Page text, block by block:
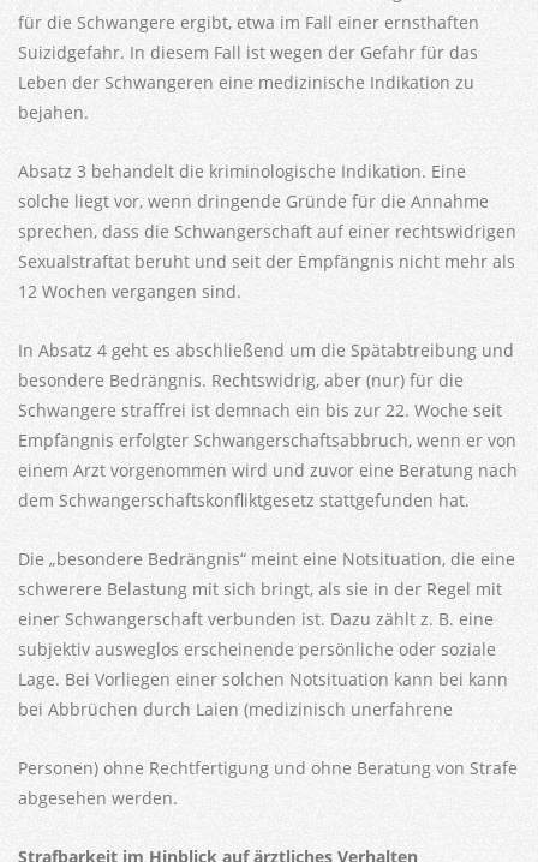
für die Schwangere ergibt, etwa im Fall einer ernsthaften
Suizidgefahr. In diesem Fall ist wegen der Gefahr für das
Leben der Schwangeren eine medizinische Indikation zu
bejahen.
Absatz 3 behandelt die kriminologische Indikation. Eine
solche liegt vor, wenn dringende Gründe für die Annahme
sprechen, dass die Schwangerschaft auf einer rechtswidrigen
Sexualstraftat beruht und seit der Empfängnis nicht mehr als
12 Wochen vergangen sind.
In Absatz 4 geht es abschließend um die Spätabtreibung und
besondere Bedrängnis. Rechtswidrig, aber (nur) für die
Schwangere straffrei ist demnach ein bis zur 22. Woche seit
Empfängnis erfolgter Schwangerschaftsabbruch, wenn er von
einem Arzt vorgenommen wird und zuvor eine Beratung nach
dem Schwangerschaftskonfliktgesetz stattgefunden hat.
Die „besondere Bedrängnis“ meint eine Notsituation, die eine
schwerere Belastung mit sich bringt, als sie in der Regel mit
einer Schwangerschaft verbunden ist. Dazu zählt z. B. eine
subjektiv ausweglos erscheinende persönliche oder soziale
Lage. Bei Vorliegen einer solchen Notsituation kann bei kann
bei Abbrüchen durch Laien (medizinisch unerfahrene
Personen) ohne Rechtfertigung und ohne Beratung von Strafe
abgesehen werden.
Strafbarkeit im Hinblick auf ärztliches Verhalten